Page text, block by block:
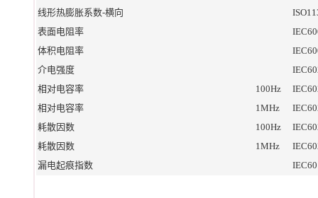
线形热膨胀系数-横向
表面电阻率
体积电阻率
介电强度
相对电容率
100Hz
相对电容率
1MHz
耗散因数
100Hz
耗散因数
1MHz
漏电起痕指数